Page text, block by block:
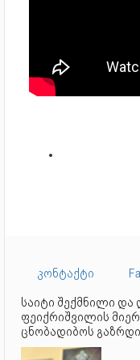
კონტაქტი
საიტი შექმნილი
ფეიქრიშვილის
ცნობადიბოს